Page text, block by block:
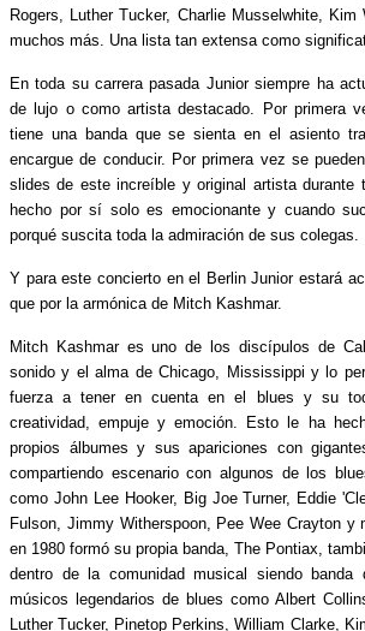
Rogers, Luther Tucker, Charlie Musselwhite,
muchos más. Una lista tan extensa como
En toda su carrera pasada Junior siempre ha
de lujo o como artista destacado. Por primera
tiene una banda que se sienta en el asiento
encargue de conducir. Por primera vez se
slides de este increíble y original artista durante
hecho por sí solo es emocionante y cuando
porqué suscita toda la admiración de sus colegas.
Y para este concierto en el Berlin Junior estará
que por la armónica de Mitch Kashmar.
Mitch Kashmar es uno de los discípulos de
sonido y el alma de Chicago, Mississippi y lo
fuerza a tener en cuenta en el blues y su
creatividad, empuje y emoción. Esto le ha
propios álbumes y sus apariciones con
compartiendo escenario con algunos de los
como John Lee Hooker, Big Joe Turner, Eddie
Fulson, Jimmy Witherspoon, Pee Wee Crayton y
en 1980 formó su propia banda, The Pontiax,
dentro de la comunidad musical siendo banda
músicos legendarios de blues como Albert
Luther Tucker, Pinetop Perkins, William Clarke,